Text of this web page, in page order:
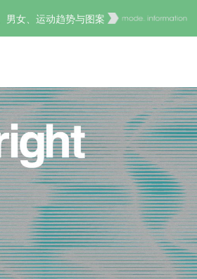
男女、运动趋势与图案